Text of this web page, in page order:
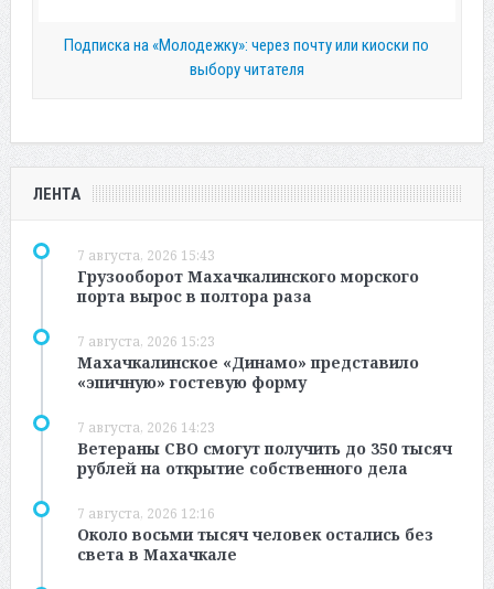
Подписка на «Молодежку»: через почту или киоски по
выбору читателя
ЛЕНТА
7 августа, 2026 15:43
Грузооборот Махачкалинского морского
порта вырос в полтора раза
7 августа, 2026 15:23
Махачкалинское «Динамо» представило
«эпичную» гостевую форму
7 августа, 2026 14:23
Ветераны СВО смогут получить до 350 тысяч
рублей на открытие собственного дела
7 августа, 2026 12:16
Около восьми тысяч человек остались без
света в Махачкале